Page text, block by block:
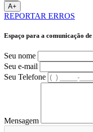
A+
REPORTAR ERROS
Espaço para a comunicação
Seu nome
Seu e-mail
Seu Telefone
Mensagem